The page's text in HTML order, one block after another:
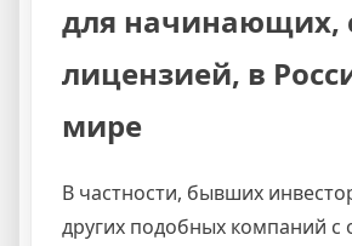
для начинающих,
лицензией, в
мире
В частности, бывших
других подобных компаний